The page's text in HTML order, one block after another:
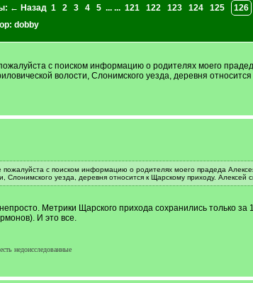
← Назад 1 2 3 4 5 ... ... 121 122 123 124 125 126
dobby
с поиском информацию о родителях моего
волости, Слонимского уезда, деревня
пожалуйста с поиском информацию о родителях моего прадеда
Слонимского уезда, деревня относится к Щарскому приходу. Алексей
Метрики Щарского прихода сохранились только
И это все.
недоисследованные